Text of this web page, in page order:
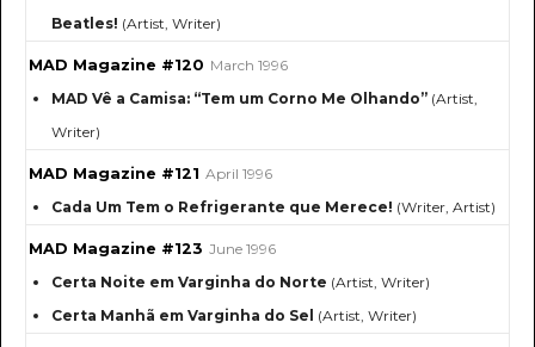
Beatles! (Artist, Writer)
MAD Magazine #120 March 1996
MAD Vê a Camisa: “Tem um Corno Me Olhando” (Artist,
Writer)
MAD Magazine #121 April 1996
Cada Um Tem o Refrigerante que Merece! (Writer, Artist)
MAD Magazine #123 June 1996
Certa Noite em Varginha do Norte (Artist, Writer)
Certa Manhã em Varginha do Sel (Artist, Writer)